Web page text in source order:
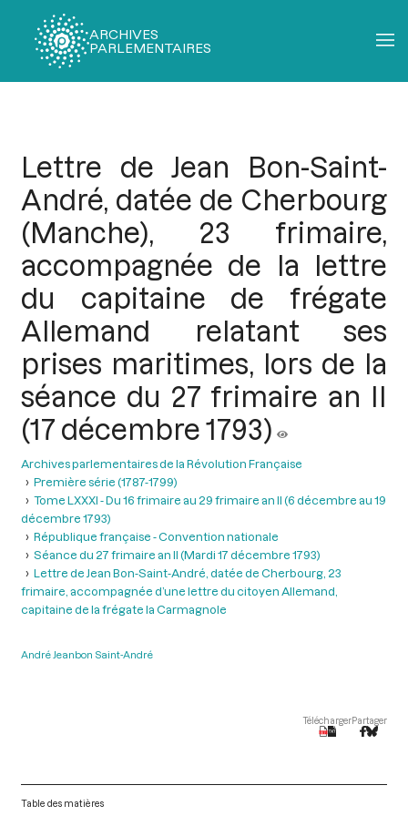
ARCHIVES
PARLEMENTAIRES
Lettre de Jean Bon-Saint-
André, datée de Cherbourg
(Manche), 23 frimaire,
accompagnée de la lettre
du capitaine de frégate
Allemand relatant ses
prises maritimes, lors de la
séance du 27 frimaire an II
(17 décembre 1793)
Archives parlementaires de la Révolution Française
Première série (1787-1799)
Tome LXXXI - Du 16 frimaire au 29 frimaire an II (6 décembre au 19
décembre 1793)
République française - Convention nationale
Séance du 27 frimaire an II (Mardi 17 décembre 1793)
Lettre de Jean Bon-Saint-André, datée de Cherbourg, 23
frimaire, accompagnée d’une lettre du citoyen Allemand,
capitaine de la frégate la Carmagnole
André Jeanbon Saint-André
TéléchargerPartager
Table des matières